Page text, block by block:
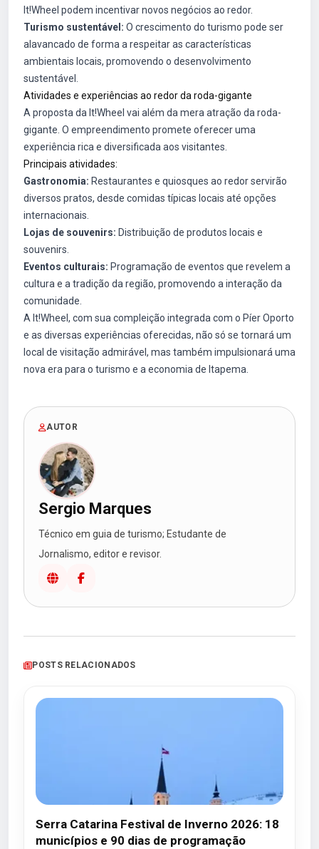
It!Wheel podem incentivar novos negócios ao redor.
Turismo sustentável: O crescimento do turismo pode ser
alavancado de forma a respeitar as características
ambientais locais, promovendo o desenvolvimento
sustentável.
Atividades e experiências ao redor da roda-gigante
A proposta da It!Wheel vai além da mera atração da roda-
gigante. O empreendimento promete oferecer uma
experiência rica e diversificada aos visitantes.
Principais atividades:
Gastronomia: Restaurantes e quiosques ao redor servirão
diversos pratos, desde comidas típicas locais até opções
internacionais.
Lojas de souvenirs: Distribuição de produtos locais e
souvenirs.
Eventos culturais: Programação de eventos que revelem a
cultura e a tradição da região, promovendo a interação da
comunidade.
A It!Wheel, com sua compleição integrada com o Píer Oporto
e as diversas experiências oferecidas, não só se tornará um
local de visitação admirável, mas também impulsionará uma
nova era para o turismo e a economia de Itapema.
AUTOR
Sergio Marques
Técnico em guia de turismo; Estudante de
Jornalismo, editor e revisor.
POSTS RELACIONADOS
Serra Catarina Festival de Inverno 2026: 18
municípios e 90 dias de programação